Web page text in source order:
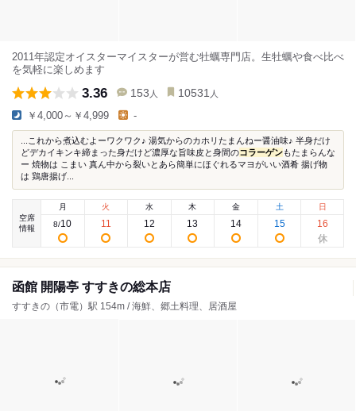
2011年認定オイスターマイスターが営む牡蠣専門店。生牡蠣や食べ比べ
を気軽に楽しめます
3.36 153 人 10531 人
￥4,000～￥4,999 -
...これから煮込むよーワクワク♪ 湯気からのカホリたまんねー醤油味♪ 半身だけ
どデカイキンキ締まった身だけど濃厚な旨味皮と身間のコラーゲンもたまらんな
ー 焼物は こまい 真ん中から裂いとあら簡単にほぐれるマヨがいい酒肴 揚げ物
は 鶏唐揚げ...
空席
情報
月
8/10
火
11
水
12
木
13
金
14
土
15
日
16
函館 開陽亭 すすきの総本店
すすきの（市電）駅 154m / 海鮮、郷土料理、居酒屋